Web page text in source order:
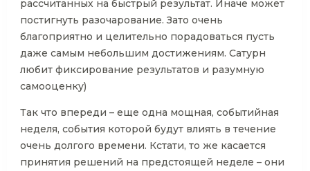
рассчитанных на быстрый результат. Иначе может
постигнуть разочарование. Зато очень
благоприятно и целительно порадоваться пусть
даже самым небольшим достижениям. Сатурн
любит фиксирование результатов и разумную
самооценку)
Так что впереди – еще одна мощная, событийная
неделя, события которой будут влиять в течение
очень долгого времени. Кстати, то же касается
принятия решений на предстоящей неделе – они